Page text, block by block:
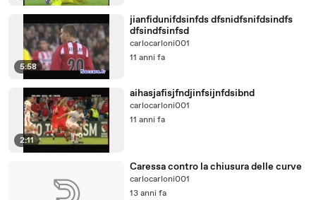
5:58
jianfidunifdsinfds dfsnidfsnifdsindfs
dfsindfsinfsd
carlocarloni001
11 anni fa
2:11
aihasjafisjfndjinfsijnfdsibnd
carlocarloni001
11 anni fa
Caressa contro la chiusura delle curve
carlocarloni001
13 anni fa